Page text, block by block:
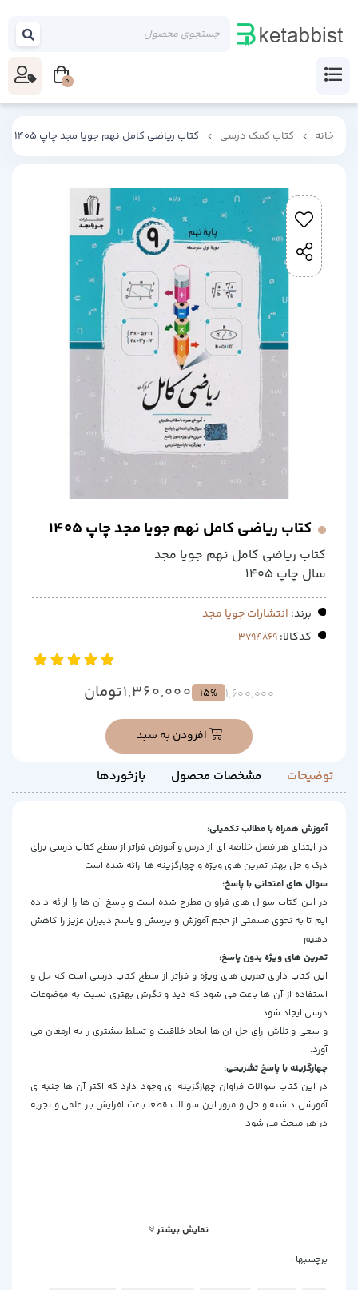
خانه کتاب کمک درسی کتاب ریاضی کامل نهم جویا مجد چاپ 1405
کتاب ریاضی کامل نهم جویا مجد چاپ 1405
کتاب ریاضی کامل نهم جویا مجد
سال چاپ 1405
برند: انتشارات جویا مجد
کدکالا:
1,600,000
15%
1,360,000تومان
افزودن به سبد
توضیحات مشخصات محصول بازخوردها
آموزش همراه با مطالب تکمیلی:
در ابتدای هر فصل خلاصه ای از درس و آموزش فراتر از سطح کتاب درسی برای
درک و حل بهتر تمرین های ویژه و چهارگزینه ها ارائه شده است
سوال های امتحانی با پاسخ:
در این کتاب سوال های فراوان مطرح شده است و پاسخ آن ها را ارائه داده
ایم تا به نحوی قسمتی از حجم آموزش و پرسش و پاسخ دبیران عزیز را کاهش
دهیم
تمرین های ویژه بدون پاسخ:
این کتاب دارای تمرین های ویژه و فراتر از سطح کتاب درسی است که حل و
استفاده از آن ها باعث می شود که دید و نگرش بهتری نسبت به موضوعات
درسی ایجاد شود
و سعی و تلاش رای حل آن ها ایجاد خلاقیت و تسلط بیشتری را به ارمغان می
آورد.
چهارگزینه با پاسخ تشریحی:
در این کتاب سوالات فراوان چهارگزینه ای وجود دارد که اکثر آن ها جنبه ی
آموزشی داشته و حل و مرور این سوالات قطعا باعث افزایش بار علمی و تجربه
در هر مبحث می شود
نمایش بیشتر
برچسبها :
0